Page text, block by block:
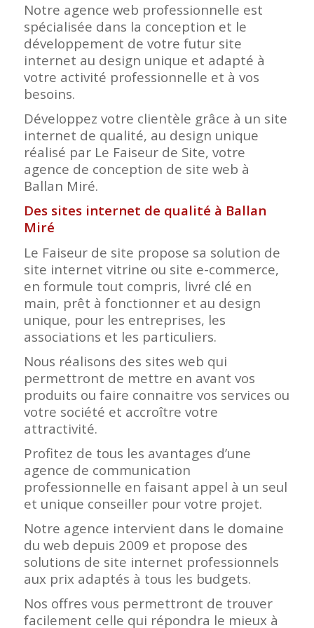
Notre agence web professionnelle est
spécialisée dans la conception et le
développement de votre futur site
internet au design unique et adapté à
votre activité professionnelle et à vos
besoins.
Développez votre clientèle grâce à un site
internet de qualité, au design unique
réalisé par Le Faiseur de Site, votre
agence de conception de site web à
Ballan Miré.
Des sites internet de qualité à Ballan
Miré
Le Faiseur de site propose sa solution de
site internet vitrine ou site e-commerce,
en formule tout compris, livré clé en
main, prêt à fonctionner et au design
unique, pour les entreprises, les
associations et les particuliers.
Nous réalisons des sites web qui
permettront de mettre en avant vos
produits ou faire connaitre vos services ou
votre société et accroître votre
attractivité.
Profitez de tous les avantages d’une
agence de communication
professionnelle en faisant appel à un seul
et unique conseiller pour votre projet.
Notre agence intervient dans le domaine
du web depuis 2009 et propose des
solutions de site internet professionnels
aux prix adaptés à tous les budgets.
Nos offres vous permettront de trouver
facilement celle qui répondra le mieux à